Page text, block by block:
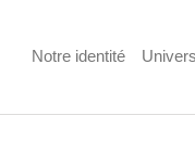
Notre identité Univers